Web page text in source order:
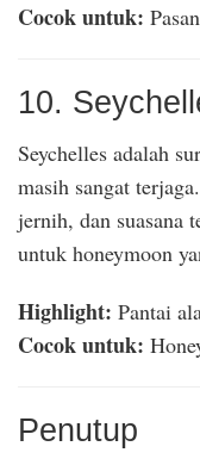
Cocok untuk:
10.
Seychelles adalah
masih sangat
jernih, dan suasana
untuk honeymoon
Highlight: Pantai
Cocok untuk:
Penutup